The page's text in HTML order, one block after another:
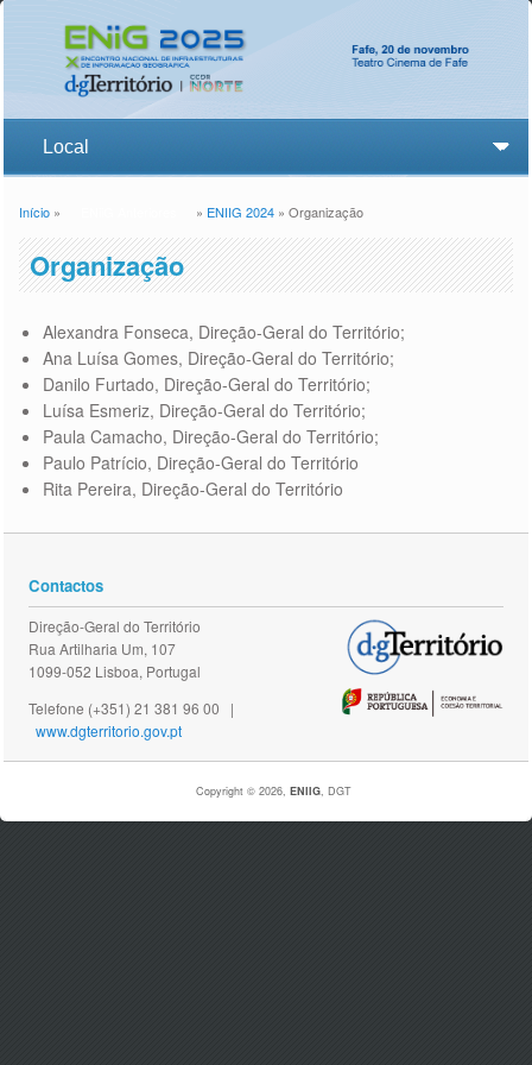
Está aqui
Início » » ENIIG 2024» Organização
Organização
Alexandra Fonseca, Direção-Geral do Território;
Ana Luísa Gomes, Direção-Geral do Território;
Danilo Furtado, Direção-Geral do Território;
Luísa Esmeriz, Direção-Geral do Território;
Paula Camacho, Direção-Geral do Território;
Paulo Patrício, Direção-Geral do Território
Rita Pereira, Direção-Geral do Território
Contactos
Direção-Geral do Território
Rua Artilharia Um, 107
1099-052 Lisboa, Portugal
Telefone (+351) 21 381 96 00 |
www.dgterritorio.gov.pt
Copyright © 2026, ENIIG, DGT